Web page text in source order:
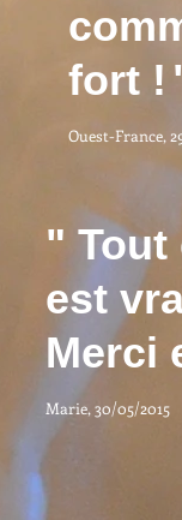
fort !
Ouest-France,
" Tout
est
Merci
Marie, 30/05/2015